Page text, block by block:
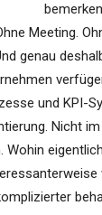
Meeting.
genau
und KPI-
Nicht
Wohin